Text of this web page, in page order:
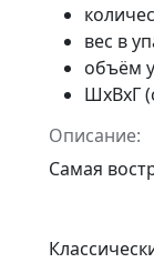
вес в
объём
ШxВxГ
Описание:
Самая